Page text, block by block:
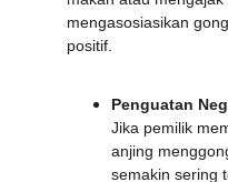
mengasosiasikan
positif.
Penguatan
Jika pemilik
anjing
semakin sering